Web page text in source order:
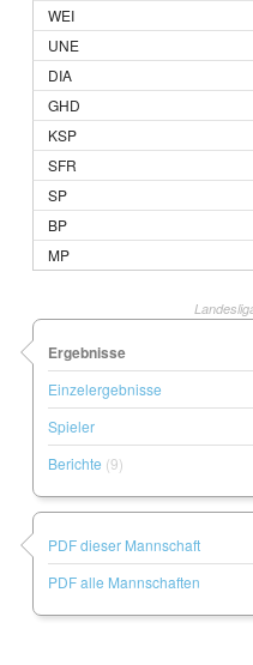
Ergebnisse
Einzelergebnisse
Spieler
Berichte (9)
PDF dieser Mannschaft
PDF alle Mannschaften